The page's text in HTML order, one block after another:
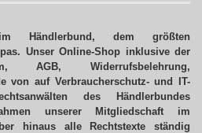
Händlerbund, dem größten
Unser Online-Shop inklusive der
AGB, Widerrufsbelehrung,
von auf Verbraucherschutz- und IT-
des Händlerbundes
unserer Mitgliedschaft im
hinaus alle Rechtstexte ständig